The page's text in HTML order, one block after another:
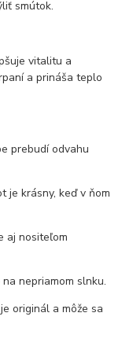
smútok.
vitalitu a
a prináša teplo
prebudí odvahu
je krásny, keď v ňom
aj nositeľom
na nepriamom slnku.
originál a môže sa